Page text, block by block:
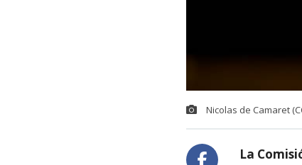
Nicolas de Camaret
La